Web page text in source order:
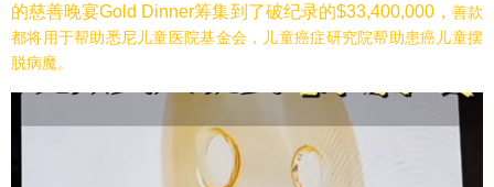
的慈善晚宴Gold Dinner筹集到了破纪录的$33,400,000， 善款
都将用于帮助悉尼儿童医院基金会，儿童癌症研究院帮助患癌儿童摆
脱病魔。